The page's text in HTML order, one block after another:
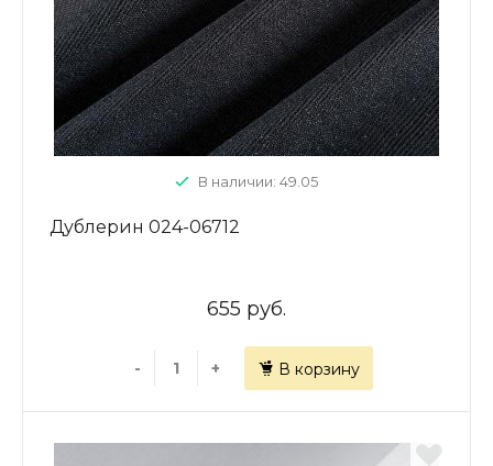
В наличии: 49.05
Дублерин 024-06712
655 руб.
- + В корзину